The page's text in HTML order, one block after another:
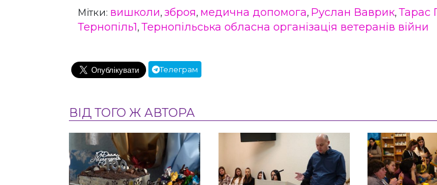
Мітки: вишколи, зброя, медична допомога, Руслан Ваврик, Тарас
Тернопіль1, Тернопільська обласна організація ветеранів війни
Телеграм
ВІД ТОГО Ж АВТОРА